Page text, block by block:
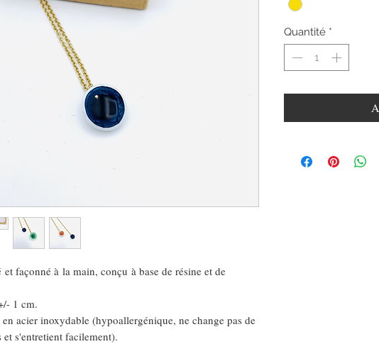
façonné à la main, conçu à base de résine et de
1 cm.
acier inoxydable (hypoallergénique, ne change pas de
s'entretient facilement).
Quantité *